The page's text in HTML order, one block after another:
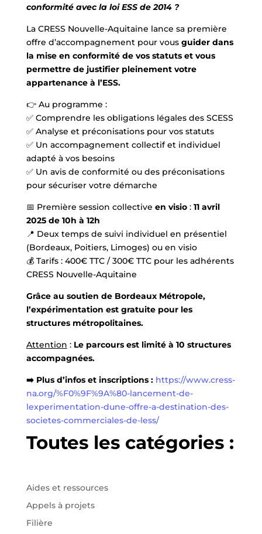
conformité avec la loi ESS de 2014 ?
La CRESS Nouvelle-Aquitaine lance sa première
offre d’accompagnement pour vous guider dans
la mise en conformité de vos statuts et vous
permettre de justifier pleinement votre
appartenance à l’ESS.
👉 Au programme :
✅ Comprendre les obligations légales des SCESS
✅ Analyse et préconisations pour vos statuts
✅ Un accompagnement collectif et individuel
adapté à vos besoins
✅ Un avis de conformité ou des préconisations
pour sécuriser votre démarche
📅 Première session collective en visio: 11 avril
2025 de 10h à 12h
📍 Deux temps de suivi individuel en présentiel
(Bordeaux, Poitiers, Limoges) ou en visio
💰 Tarifs : 400€ TTC / 300€ TTC pour les adhérents
CRESS Nouvelle-Aquitaine
Grâce au soutien de Bordeaux Métropole,
l’expérimentation est gratuite pour les
structures métropolitaines.
Attention :Le parcours est limité à 10 structures
accompagnées.
➡️ Plus d’infos et inscriptions : https://www.cress-
na.org/%F0%9F%9A%80-lancement-de-
lexperimentation-dune-offre-a-destination-des-
societes-commerciales-de-less/
Toutes les catégories :
Aides et ressources
Appels à projets
Filière